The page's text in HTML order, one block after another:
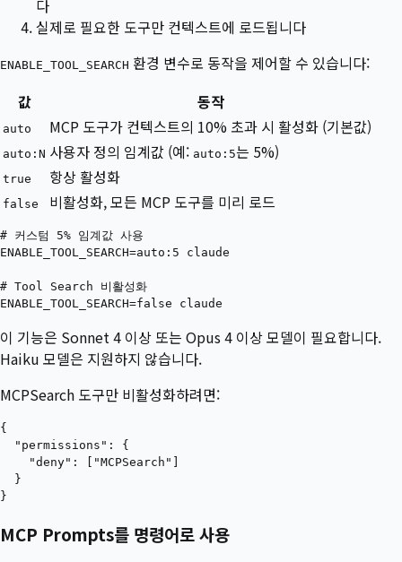
다
실제로 필요한 도구만 컨텍스트에 로드됩니다
ENABLE_TOOL_SEARCH 환경 변수로 동작을 제어할 수 있습니다:
값
동작
auto MCP 도구가 컨텍스트의 10% 초과 시 활성화 (기본값)
auto:N 사용자 정의 임계값 (예: auto:5는 5%)
true 항상 활성화
false 비활성화, 모든 MCP 도구를 미리 로드
# 커스텀 5% 임계값 사용
ENABLE_TOOL_SEARCH=auto:5 claude
# Tool Search 비활성화
이 기능은 Sonnet 4 이상 또는 Opus 4 이상 모델이 필요합니다.
Haiku 모델은 지원하지 않습니다.
MCPSearch 도구만 비활성화하려면:
{
  "permissions": {
    "deny": ["MCPSearch"]
  }
MCP Prompts를 명령어로 사용